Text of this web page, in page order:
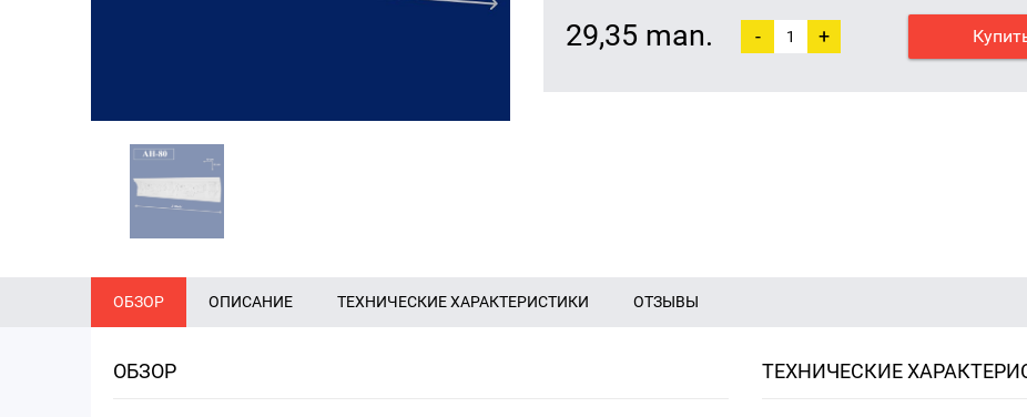
29,35 man. - +
ОБЗОР ОПИСАНИЕ ТЕХНИЧЕСКИЕ ХАРАКТЕРИСТИКИ ОТЗЫВЫ
ОБЗОР ТЕХНИЧЕСКИЕ